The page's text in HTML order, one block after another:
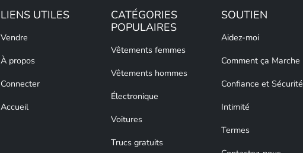
LIENS UTILES
Vendre
À propos
Connecter
Accueil
CATÉGORIES
POPULAIRES
Vêtements femmes
Vêtements hommes
Électronique
Voitures
Trucs gratuits
SOUTIEN
Aidez-moi
Comment ça Marche
Confiance et Sécurité
Intimité
Termes